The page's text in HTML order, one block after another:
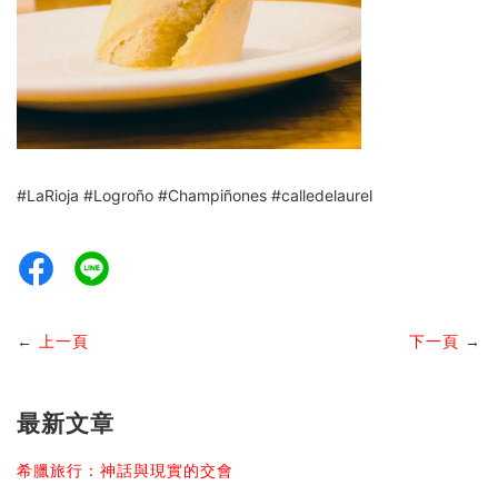
#LaRioja #Logroño #Champiñones #calledelaurel
← 上一頁 下一頁 →
最新文章
希臘旅行：神話與現實的交會